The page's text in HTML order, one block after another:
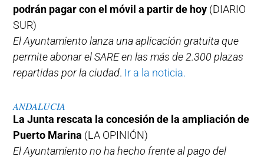
podrán pagar con el móvil a partir de hoy (DIARIO
SUR)
El Ayuntamiento lanza una aplicación gratuita que
permite abonar el SARE en las más de 2.300 plazas
repartidas por la ciudad. Ir a la noticia.
ANDALUCIA
La Junta rescata la concesión de la ampliación de
Puerto Marina (LA OPINIÓN)
El Ayuntamiento no ha hecho frente al pago del